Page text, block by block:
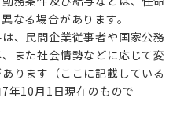
なる場合があります。
、民間企業従事者や国家公務
また社会情勢などに応じて変
ります（ここに記載している
年10月1日現在のもので